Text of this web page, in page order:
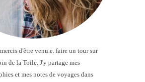
d'être venu.e. faire un tour sur
de la Toile. J'y partage mes
et mes notes de voyages dans